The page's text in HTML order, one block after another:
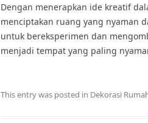
Dengan menerapkan ide kreatif
menciptakan ruang yang nyaman
untuk bereksperimen dan
menjadi tempat yang paling
This entry was posted in Dekorasi